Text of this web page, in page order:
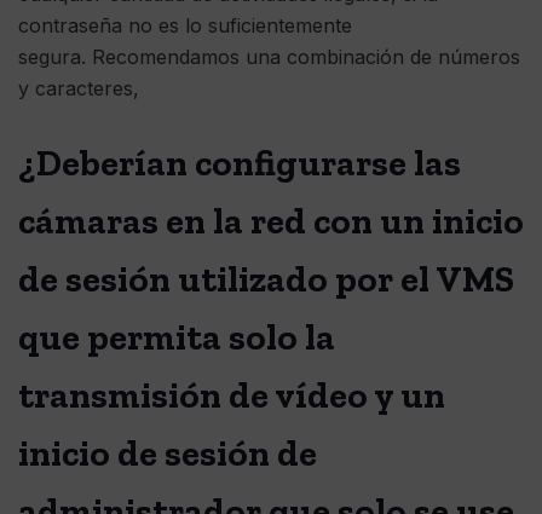
contraseña no es lo suficientemente
segura. Recomendamos una combinación de números
y caracteres,
¿Deberían configurarse las
cámaras en la red con un inicio
de sesión utilizado por el VMS
que permita solo la
transmisión de vídeo y un
inicio de sesión de